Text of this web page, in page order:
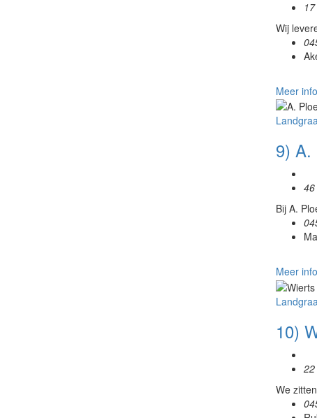
Wij
Meer
9) A.
Bij A.
Meer
10)
We